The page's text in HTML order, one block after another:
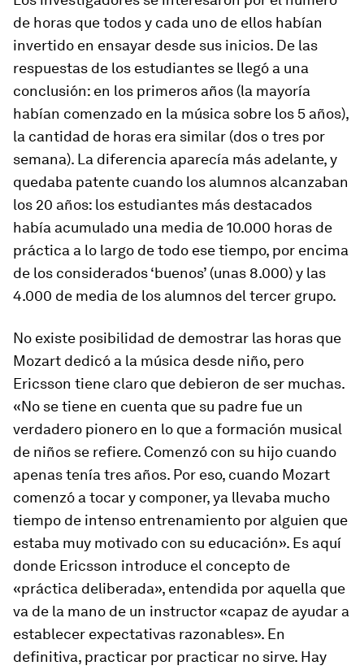
de horas que todos y cada uno de ellos habían
invertido en ensayar desde sus inicios. De las
respuestas de los estudiantes se llegó a una
conclusión: en los primeros años (la mayoría
habían comenzado en la música sobre los 5 años),
la cantidad de horas era similar (dos o tres por
semana). La diferencia aparecía más adelante, y
quedaba patente cuando los alumnos alcanzaban
los 20 años: los estudiantes más destacados
había acumulado una media de 10.000 horas de
práctica a lo largo de todo ese tiempo, por encima
de los considerados ‘buenos’ (unas 8.000) y las
4.000 de media de los alumnos del tercer grupo.
No existe posibilidad de demostrar las horas que
Mozart dedicó a la música desde niño, pero
Ericsson tiene claro que debieron de ser muchas.
«No se tiene en cuenta que su padre fue un
verdadero pionero en lo que a formación musical
de niños se refiere. Comenzó con su hijo cuando
apenas tenía tres años. Por eso, cuando Mozart
comenzó a tocar y componer, ya llevaba mucho
tiempo de intenso entrenamiento por alguien que
estaba muy motivado con su educación». Es aquí
donde Ericsson introduce el concepto de
«práctica deliberada», entendida por aquella que
va de la mano de un instructor «capaz de ayudar a
establecer expectativas razonables». En
definitiva, practicar por practicar no sirve. Hay